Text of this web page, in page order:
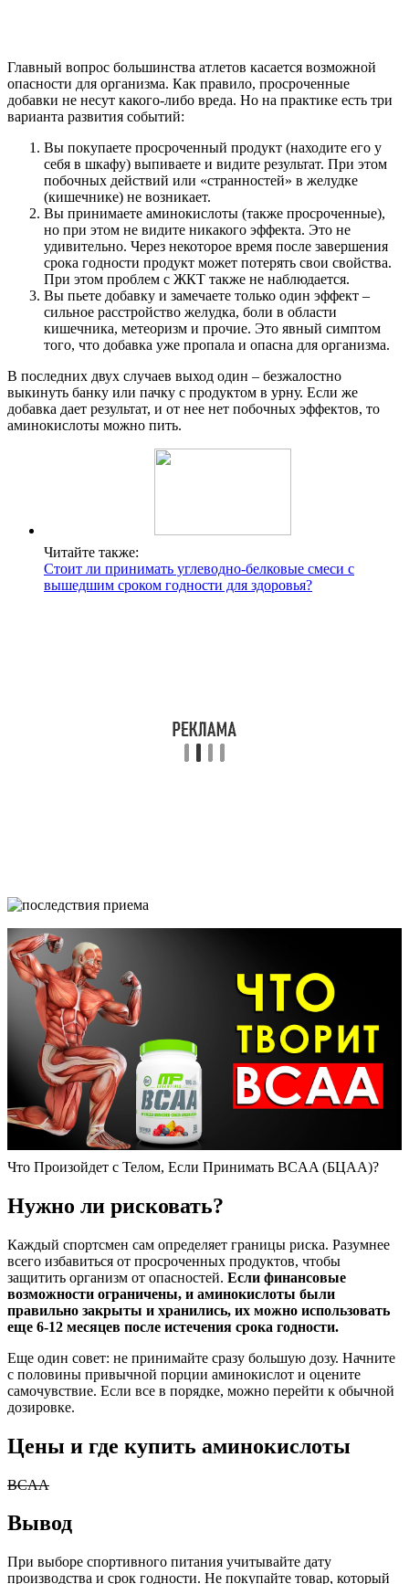
Главный вопрос большинства атлетов касается возможной
опасности для организма. Как правило, просроченные
добавки не несут какого-либо вреда. Но на практике есть три
варианта развития событий:
Вы покупаете просроченный продукт (находите его у
себя в шкафу) выпиваете и видите результат. При этом
побочных действий или «странностей» в желудке
(кишечнике) не возникает.
Вы принимаете аминокислоты (также просроченные),
но при этом не видите никакого эффекта. Это не
удивительно. Через некоторое время после завершения
срока годности продукт может потерять свои свойства.
При этом проблем с ЖКТ также не наблюдается.
Вы пьете добавку и замечаете только один эффект –
сильное расстройство желудка, боли в области
кишечника, метеоризм и прочие. Это явный симптом
того, что добавка уже пропала и опасна для организма.
В последних двух случаев выход один – безжалостно
выкинуть банку или пачку с продуктом в урну. Если же
добавка дает результат, и от нее нет побочных эффектов, то
аминокислоты можно пить.
Читайте также:
Стоит ли принимать углеводно-белковые смеси с
вышедшим сроком годности для здоровья?
Что Произойдет с Телом, Если Принимать BCAA (БЦАА)?
Нужно ли рисковать?
Каждый спортсмен сам определяет границы риска. Разумнее
всего избавиться от просроченных продуктов, чтобы
защитить организм от опасностей. Если финансовые
возможности ограничены, и аминокислоты были
правильно закрыты и хранились, их можно использовать
еще 6-12 месяцев после истечения срока годности.
Еще один совет: не принимайте сразу большую дозу. Начните
с половины привычной порции аминокислот и оцените
самочувствие. Если все в порядке, можно перейти к обычной
дозировке.
Цены и где купить аминокислоты
BCAA
Вывод
При выборе спортивного питания учитывайте дату
производства и срок годности. Не покупайте товар, который